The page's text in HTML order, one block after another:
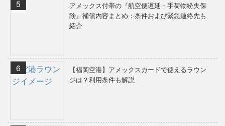
アメックス付帯の『航空便遅延・手荷物紛失保
険』補償内容まとめ：条件および緊急連絡先も
紹介
【福岡空港】アメックスカードで使えるラウン
ジは？利用条件も解説